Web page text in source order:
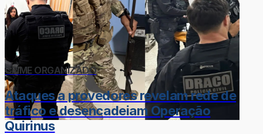
CRIME ORGANIZADO
Ataques a provedores revelam rede de
tráfico e desencadeiam Operação
Quirinus